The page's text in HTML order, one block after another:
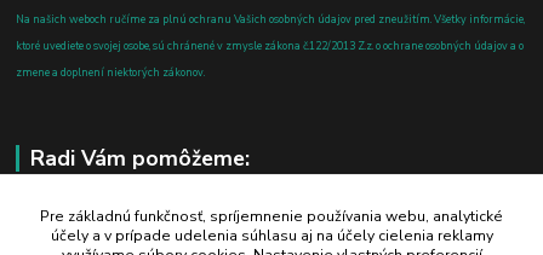
Na našich weboch ručíme za plnú ochranu Vašich osobných údajov pred zneužitím. Všetky informácie,
ktoré uvediete o svojej osobe, sú chránené v zmysle zákona č.122/2013 Z.z. o ochrane osobných údajov a o
zmene a doplnení niektorých zákonov.
Radi Vám pomôžeme:
+421 908 700 612
po-pia: 8.00 - 16.00
Pre základnú funkčnosť, spríjemnenie používania webu, analytické
účely a v prípade udelenia súhlasu aj na účely cielenia reklamy